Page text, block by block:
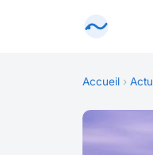
Accueil › Actu